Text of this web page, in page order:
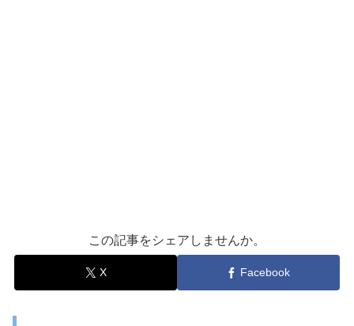
この記事をシェアしませんか。
X Facebook